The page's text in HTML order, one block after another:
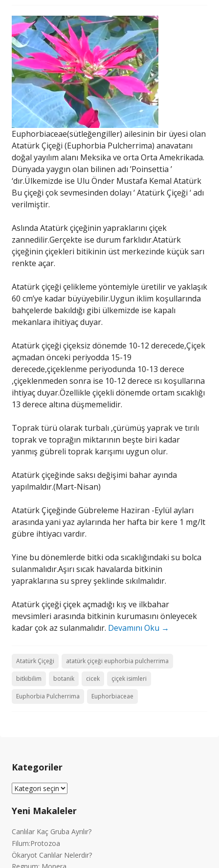
Euphorbiaceae(sütleğengiller) ailesinin bir üyesi olan
Atatürk Çiçeği (Euphorbia Pulcherrima) anavatanı
doğal yayılım alanı Meksika ve orta Orta Amekrikada.
Dünyada yaygın olan bilinen adı ’Poinsettia ’
‘dır.Ülkemizde ise Ulu Önder Mustafa Kemal Atatürk
Bu çiçeği çok sevmesinden dolayı ‘ Atatürk Çiçeği ‘ adı
verilmiştir.
Aslında Atatürk çiçeğinin yapraklarını çiçek
zannedilir.Gerçekte ise durum farklıdır.Atatürk
çiçeğinin çiçekleri bitikinin üst merkezinde küçük sarı
renkte açar.
Atatürk çiçeği çelikleme yöntemiyle üretilir ve yaklaşık
60 cm’ye kadar büyüyebilir.Uygun iklim koşullarında
bahçelerde bakıldığı gibi ülkemizde ise kapalı
mekanlara ihitiyaç duyar.
Atatürk çiçeği çiçeksiz dönemde 10-12 derecede,Çiçek
açmadan önceki periyodda 15-19
derecede,çiçeklenme periyodunda 10-13 derece
,çiçeklenmeden sonra ise 10-12 derece ısı koşullarına
ihtiyaç duyar.Özellikle çiçekli dönemde ortam sıcaklığı
13 derece altına düşmemelidir.
Toprak türü olarak turbalı ,çürümüş yaprak ve tırılı
toprak ve toprağın miktarının beşte biri kadar
yanmış gübreli toprak karışımı uygun olur.
Atatürk çiçeğinde saksı değişimi bahar ayında
yapılmaldır.(Mart-Nisan)
Atatürk Çiçeğinde Gübreleme Haziran -Eylül ayları
arasında yani yaz aylarında her hafta bir kere 1 mg/lt
gübre ihtiyacı vardır.
Yine bu dönemlerde bitki oda sıcaklığındaki su bolca
sulanmalıdır.Aşırı sıcak havalarda bitkinin
yapraklarına su sprey şeklinde sıkılmalıdır.
Atatürk çiçeği çiçek açmadığı kış ve ilkbahar
mevsimleri arasında bitkinin kurumasını önleyecek
kadar çok az sulanmalıdır. Devamını Oku →
Atatürk Çiçeği atatürk çiçeği euphorbia pulcherrima
bitkibilim botanik cicek çiçek isimleri
Euphorbia Pulcherrima Euphorbiaceae
Kategoriler
Kategoriler
Yeni Makaleler
Canlılar Kaç Gruba Ayrılır?
Filum:Protozoa
Ökaryot Canlılar Nelerdir?